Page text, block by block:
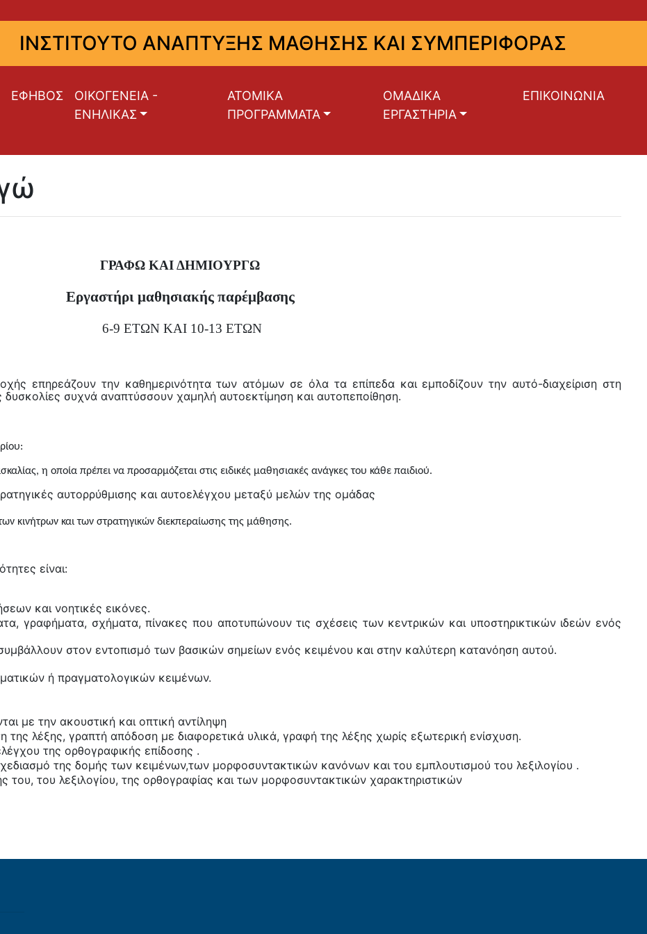
ΙΝΣΤΙΤΟΥΤΟ ΑΝΑΠΤΥΞΗΣ ΜΑΘΗΣΗΣ ΚΑΙ ΣΥΜΠΕΡΙΦΟΡΑΣ
ΕΦΗΒΟΣ
ΟΙΚΟΓΕΝΕΙΑ -
ΕΝΗΛΙΚΑΣ
ΑΤΟΜΙΚΑ
ΠΡΟΓΡΑΜΜΑΤΑ
ΟΜΑΔΙΚΑ
ΕΡΓΑΣΤΗΡΙΑ
ΕΠΙΚΟΙΝΩΝΙΑ
ΓΡΑΦΩ ΚΑΙ ΔΗΜΙΟΥΡΓΩ
Εργαστήρι μαθησιακής παρέμβασης
6-9 ΕΤΩΝ ΚΑΙ 10-13 ΕΤΩΝ
επηρεάζουν την καθημερινότητα των ατόμων σε όλα τα επίπεδα και εμποδίζουν την αυτό-διαχείριση στη
δυσκολίες συχνά αναπτύσσουν χαμηλή αυτοεκτίμηση και αυτοπεποίθηση.
η οποία πρέπει να προσαρμόζεται στις ειδικές μαθησιακές ανάγκες του κάθε παιδιού.
αυτορρύθμισης και αυτοελέγχου μεταξύ μελών της ομάδας
κινήτρων και των στρατηγικών διεκπεραίωσης της μάθησης.
είναι:
και νοητικές εικόνες.
γραφήματα, σχήματα, πίνακες που αποτυπώνουν τις σχέσεις των κεντρικών και υποστηρικτικών ιδεών ενός
στον εντοπισμό των βασικών σημείων ενός κειμένου και στην καλύτερη κατανόηση αυτού.
ή πραγματολογικών κειμένων.
με την ακουστική και οπτική αντίληψη
της λέξης, γραπτή απόδοση με διαφορετικά υλικά, γραφή της λέξης χωρίς εξωτερική ενίσχυση.
της ορθογραφικής επίδοσης .
της δομής των κειμένων,των μορφοσυντακτικών κανόνων και του εμπλουτισμού του λεξιλογίου .
του, του λεξιλογίου, της ορθογραφίας και των μορφοσυντακτικών χαρακτηριστικών